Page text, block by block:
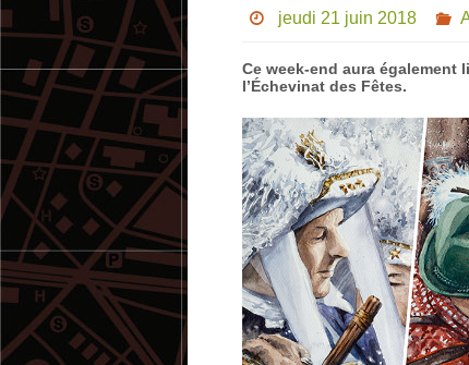
jeudi 21 juin 2018
Ce week-end aura
l’Échevinat des Fêtes.